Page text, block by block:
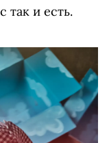
так и есть.